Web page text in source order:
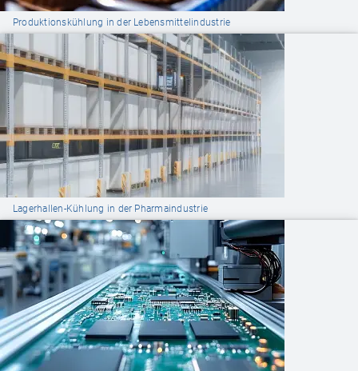
Produktionskühlung in der Lebensmittelindustrie
Lagerhallen-Kühlung in der Pharmaindustrie